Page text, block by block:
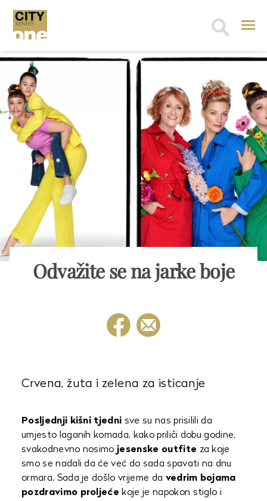
Search
Odvažite se na jarke boje
Crvena, žuta i zelena za isticanje
Posljednji kišni tjedni sve su nas prisilili da
umjesto laganih komada, kako priliči dobu godine,
svakodnevno nosimo jesenske outfite za koje
smo se nadali da će već do sada spavati na dnu
ormara. Sada je došlo vrijeme da vedrim bojama
pozdravimo proljeće koje je napokon stiglo i